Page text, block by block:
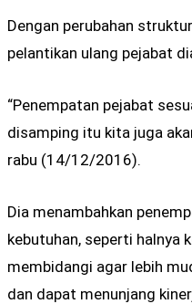
Dengan perubahan
pelantikan ulang pejabat
“Penempatan pejabat
disamping itu kita juga
rabu (14/12/2016).
Dia menambahkan
kebutuhan, seperti halnya
membidangi agar lebih
dan dapat menunjang